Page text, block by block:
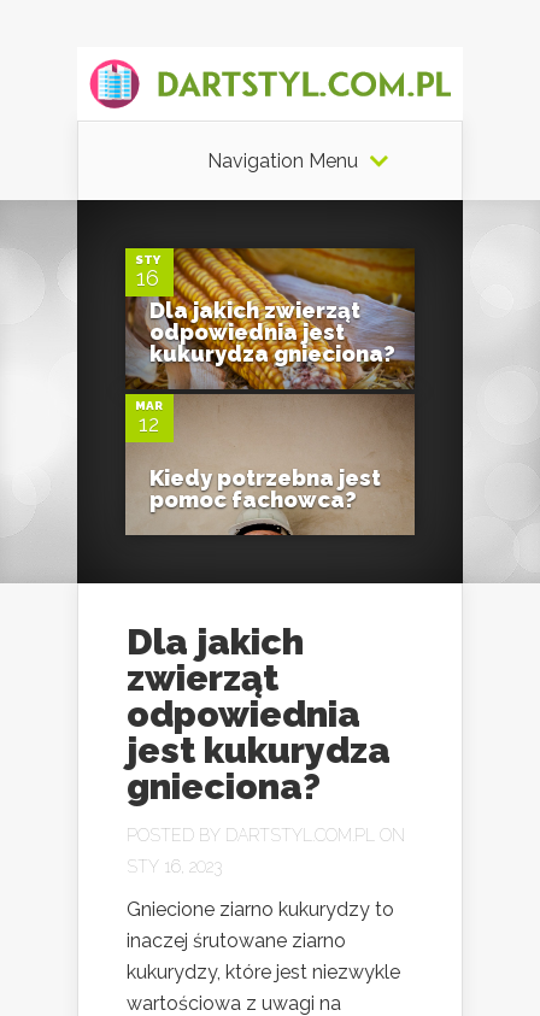
Navigation Menu
STY
16
Dla jakich zwierząt
odpowiednia jest
kukurydza gnieciona?
MAR
12
0
Kiedy potrzebna jest
pomoc fachowca?
Dla jakich
zwierząt
odpowiednia
jest kukurydza
gnieciona?
POSTED BY DARTSTYL.COM.PL
ON
STY 16, 2023
Gniecione ziarno kukurydzy to
inaczej śrutowane ziarno
kukurydzy, które jest niezwykle
wartościowa z uwagi na